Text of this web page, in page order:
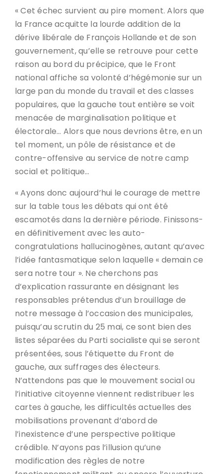
« Cet échec survient au pire moment. Alors que
la France acquitte la lourde addition de la
dérive libérale de François Hollande et de son
gouvernement, qu’elle se retrouve pour cette
raison au bord du précipice, que le Front
national affiche sa volonté d’hégémonie sur un
large pan du monde du travail et des classes
populaires, que la gauche tout entière se voit
menacée de marginalisation politique et
électorale… Alors que nous devrions être, en un
tel moment, un pôle de résistance et de
contre-offensive au service de notre camp
social et politique…
« Ayons donc aujourd’hui le courage de mettre
sur la table tous les débats qui ont été
escamotés dans la dernière période. Finissons-
en définitivement avec les auto-
congratulations hallucinogènes, autant qu’avec
l’idée fantasmatique selon laquelle « demain ce
sera notre tour ». Ne cherchons pas
d’explication rassurante en désignant les
responsables prétendus d’un brouillage de
notre message à l’occasion des municipales,
puisqu’au scrutin du 25 mai, ce sont bien des
listes séparées du Parti socialiste qui se seront
présentées, sous l’étiquette du Front de
gauche, aux suffrages des électeurs.
N’attendons pas que le mouvement social ou
l’initiative citoyenne viennent redistribuer les
cartes à gauche, les difficultés actuelles des
mobilisations provenant d’abord de
l’inexistence d’une perspective politique
crédible. N’ayons pas l’illusion qu’une
modification des règles de notre